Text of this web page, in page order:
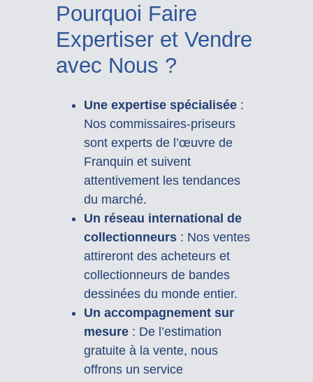
Pourquoi Faire
Expertiser et Vendre
avec Nous ?
Une expertise spécialisée:
Nos commissaires-priseurs
sont experts de l’œuvre de
Franquin et suivent
attentivement les tendances
du marché.
Un réseau international de
collectionneurs: Nos ventes
attireront des acheteurs et
collectionneurs de bandes
dessinées du monde entier.
Un accompagnement sur
mesure: De l’estimation
gratuite à la vente, nous
offrons un service